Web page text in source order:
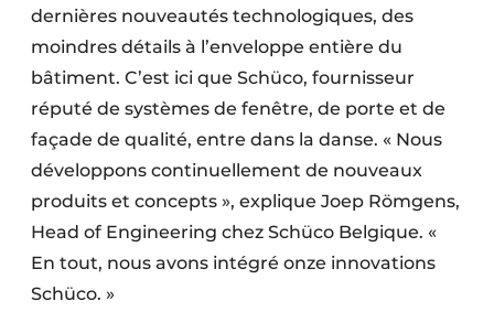
dernières nouveautés technologiques, des
moindres détails à l’enveloppe entière du
bâtiment. C’est ici que Schüco, fournisseur
réputé de systèmes de fenêtre, de porte et de
façade de qualité, entre dans la danse. « Nous
développons continuellement de nouveaux
produits et concepts », explique Joep Römgens,
Head of Engineering chez Schüco Belgique. «
En tout, nous avons intégré onze innovations
Schüco. »